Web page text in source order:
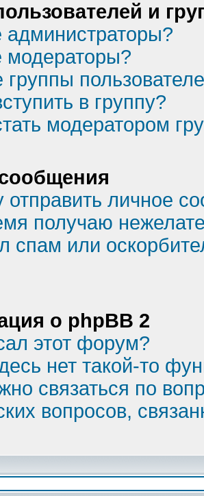
и
администраторы?
модераторы?
группы
в группу?
модератором
отправить личное
получаю
спам или
о phpBB 2
этот форум?
нет такой-то
связаться по
вопросов,